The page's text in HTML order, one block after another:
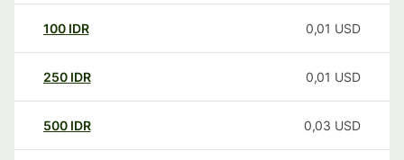
100 IDR 0,01 USD
250 IDR 0,01 USD
500 IDR 0,03 USD